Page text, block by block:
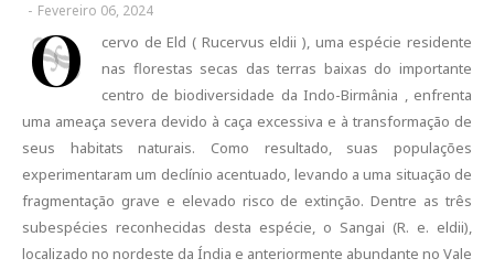
- Fevereiro 06, 2024
O
cervo de Eld ( Rucervus eldii ), uma espécie residente
nas florestas secas das terras baixas do importante
centro de biodiversidade da Indo-Birmânia , enfrenta
uma ameaça severa devido à caça excessiva e à transformação de
seus habitats naturais. Como resultado, suas populações
experimentaram um declínio acentuado, levando a uma situação de
fragmentação grave e elevado risco de extinção. Dentre as três
subespécies reconhecidas desta espécie, o Sangai (R. e. eldii),
localizado no nordeste da Índia e anteriormente abundante no Vale